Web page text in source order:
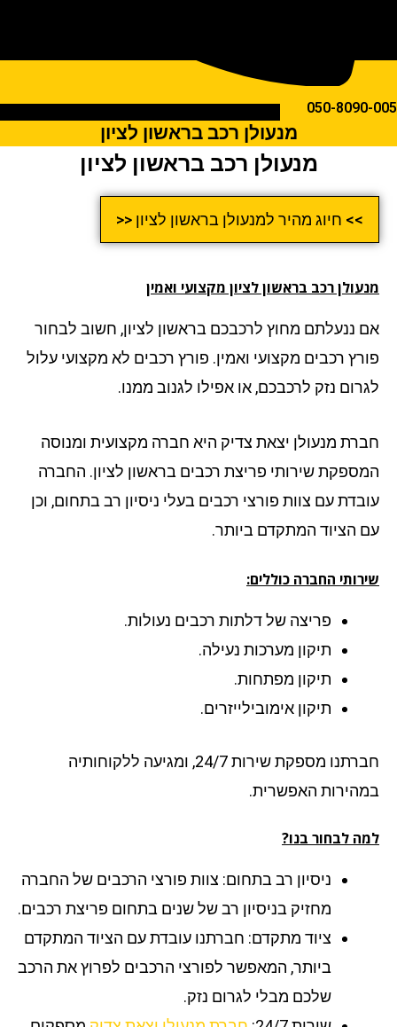
050-
מנעולן רכב בראשון לציון
מנעולן רכב בראשון לציון
>> חיוג מהיר למנעולן בראשון לציון <<
רכב בראשון לציון מקצועי ואמין
ננעלתם מחוץ לרכבכם בראשון לציון, חשוב לבחור
רכבים מקצועי ואמין. פורץ רכבים לא מקצועי עלול
נזק לרכבכם, או אפילו לגנוב ממנו.
מנעולן יצאת צדיק היא חברה מקצועית ומנוסה
שירותי פריצת רכבים בראשון לציון. החברה
עם צוות פורצי רכבים בעלי ניסיון רב בתחום, וכן
הציוד המתקדם ביותר.
החברה כוללים:
פריצה של דלתות רכבים נעולות.
תיקון מערכות נעילה.
תיקון מפתחות.
תיקון אימובילייזרים.
חברתנו מספקת שירות 24/7, ומגיעה ללקוחותיה
האפשרית.
לבחור בנו?
ניסיון רב בתחום: צוות פורצי הרכבים של החברה
מחזיק בניסיון רב של שנים בתחום פריצת רכבים.
ציוד מתקדם: חברתנו עובדת עם הציוד המתקדם
ביותר, המאפשר לפורצי הרכבים לפרוץ את הרכב
שלכם מבלי לגרום נזק.